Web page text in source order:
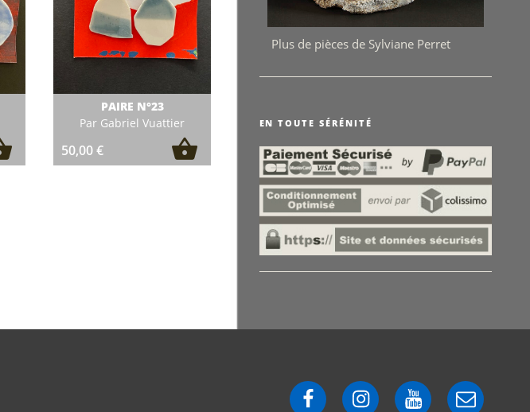
PAIRE N°23
Par Gabriel Vuattier
50,00€
Plus de pièces de Sylviane Perret
EN TOUTE SÉRÉNITÉ
FacebookInstagramYouTubeE-